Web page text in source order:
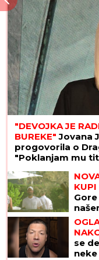
"DEVOJKA JE
BUREKE" Jovana
progovorila o
"Poklanjam mu
KUPI
na
se